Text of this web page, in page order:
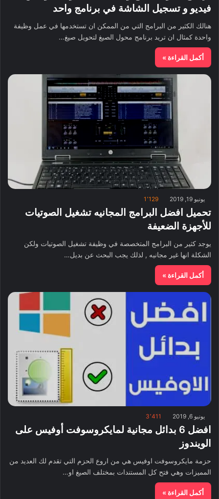
فيديو و تسجيل الشاشة في برنامج واحد
هنالك الكثير من البرامج التي من الممكن ان تستخدمها في عمل وظيفة
واحدة كمثال ان تريد برنامج محول الصيغ لتحويل صيغ…
أكمل القراءة »
يونيو 19, 2019 1٬129
تحميل افضل البرامج المجانيه تشغيل الصوتيات
للأجهزة الضعيفة
يوجد كثير من البرامج المتخصصة في وظيفة تشغيل الصوتيات ولكن
الشكلة انها غير مجانيه , لذلك يجب البحث عن بديل…
أكمل القراءة »
يونيو 6, 2019 3٬411
افضل 6 بدائل مجانية لمايكروسوفت أوفيس على
الويندوز
حزمة مايكروسوفت اوفيس هي من اروع الحزم التي تقدم لك العديد من
المميزات وهي فتح كل المستندات بمختلف الصيغ او…
أكمل القراءة »